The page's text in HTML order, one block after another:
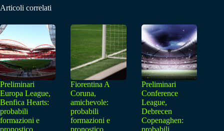
Articoli correlati
Preliminari
Europa League,
Benfica Hearts:
probabili
formazioni e
Fiorentina A
Coruna,
amichevole:
probabili
formazioni e
Preliminari
Conference
League,
Debrecen
Copenaghen: